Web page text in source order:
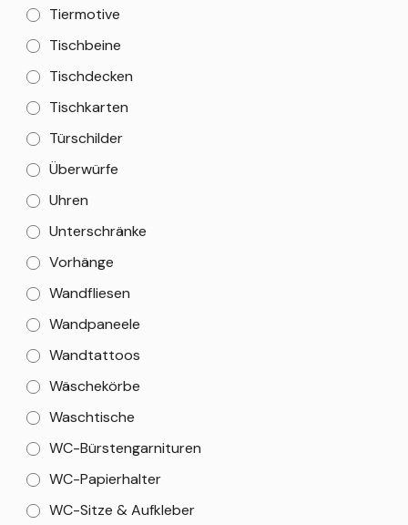
Tiermotive
Tischbeine
Tischdecken
Tischkarten
Türschilder
Überwürfe
Uhren
Unterschränke
Vorhänge
Wandfliesen
Wandpaneele
Wandtattoos
Wäschekörbe
Waschtische
WC-Bürstengarnituren
WC-Papierhalter
WC-Sitze & Aufkleber